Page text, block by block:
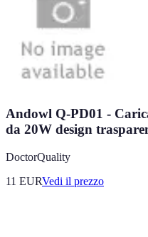
Andowl Q-PD01 -
da 20W design
DoctorQuality
11 EURVedi il prezzo